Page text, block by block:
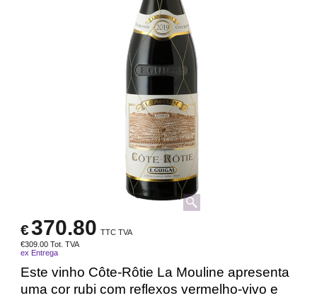
€370.80 TTC TVA
€309.00 Tot. TVA
ex Entrega
Este vinho Côte-Rôtie La Mouline apresenta
uma cor rubi com reflexos vermelho-vivo e